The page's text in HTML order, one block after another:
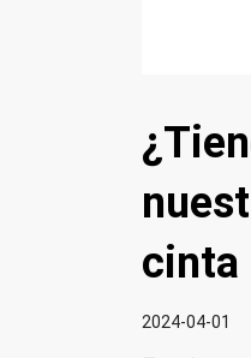
cinta
2024-04-01